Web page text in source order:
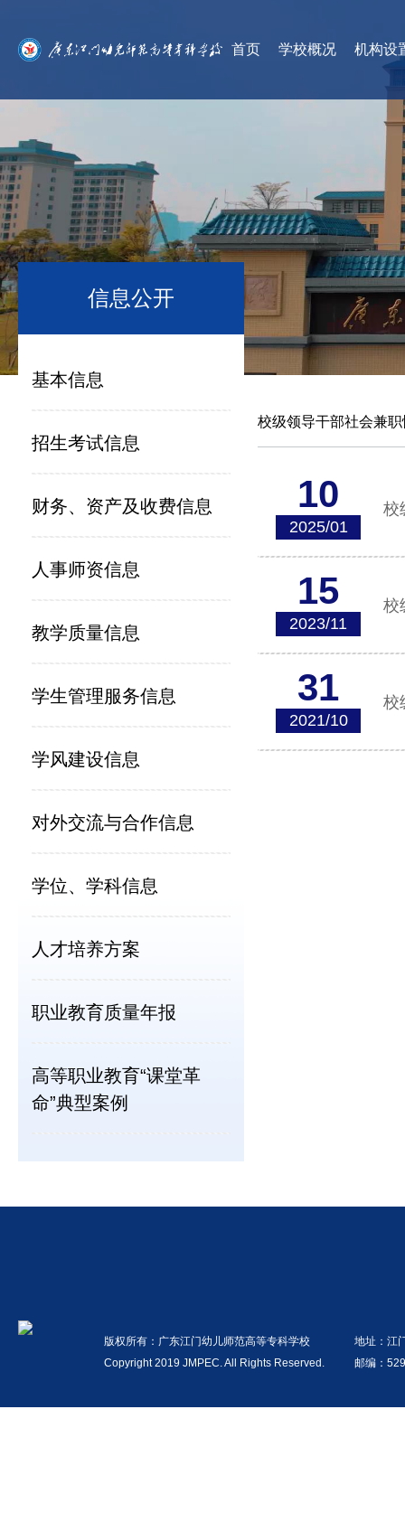
首页 学校概况 机构设
信息公开
基本信息
招生考试信息
财务、资产及收费信息
人事师资信息
教学质量信息
学生管理服务信息
学风建设信息
对外交流与合作信息
学位、学科信息
人才培养方案
职业教育质量年报
高等职业教育“课堂革
命”典型案例
校级领导干部社会兼
10
2025/01
校
15
2023/11
校
31
2021/10
校
版权所有：广东江门幼儿师范高等专科学校
地址：江
Copyright 2019 JMPEC. All Rights Reserved.
邮编：